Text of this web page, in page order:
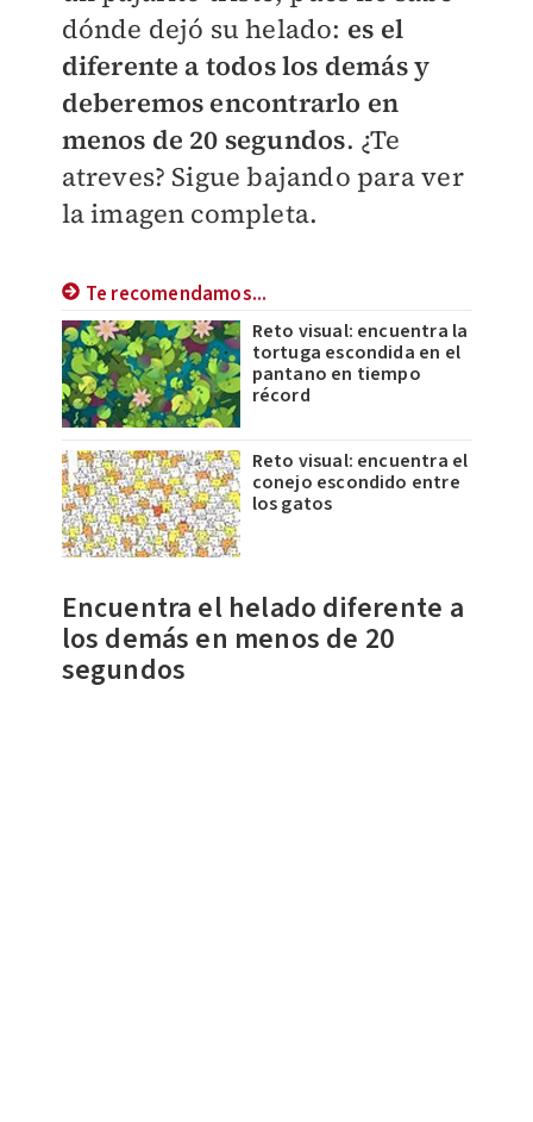
dónde dejó su helado: es el
diferente a todos los demás y
deberemos encontrarlo en
menos de 20 segundos. ¿Te
atreves? Sigue bajando para ver
la imagen completa.
Te recomendamos...
Reto visual: encuentra la
tortuga escondida en el
pantano en tiempo
récord
Reto visual: encuentra el
conejo escondido entre
los gatos
Encuentra el helado diferente a
los demás en menos de 20
segundos